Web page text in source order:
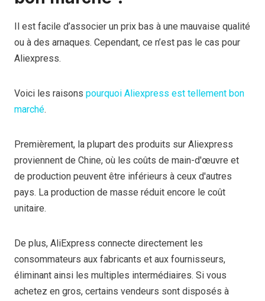
Il est facile d’associer un prix bas à une mauvaise qualité
ou à des arnaques. Cependant, ce n’est pas le cas pour
Aliexpress.
Voici les raisons pourquoi Aliexpress est tellement bon
marché.
Premièrement, la plupart des produits sur Aliexpress
proviennent de Chine, où les coûts de main-d'œuvre et
de production peuvent être inférieurs à ceux d'autres
pays. La production de masse réduit encore le coût
unitaire.
De plus, AliExpress connecte directement les
consommateurs aux fabricants et aux fournisseurs,
éliminant ainsi les multiples intermédiaires. Si vous
achetez en gros, certains vendeurs sont disposés à